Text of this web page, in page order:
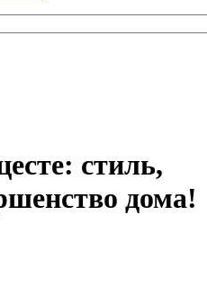
стиль,
дома!